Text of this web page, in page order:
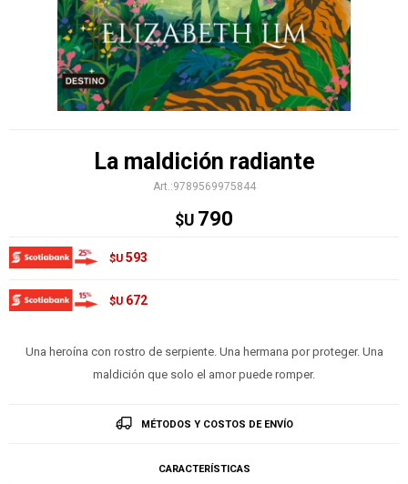
La maldición radiante
9789569975844
$U 790
$U 593
$U 672
Una heroína con rostro de serpiente. Una hermana por proteger. Una
maldición que solo el amor puede romper.
MÉTODOS Y COSTOS DE ENVÍO
CARACTERÍSTICAS